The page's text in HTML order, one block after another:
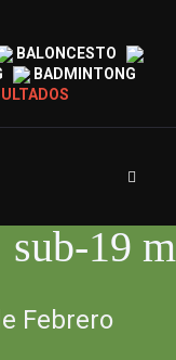
BALONCESTO
BADMINTONG
sub-19 m
Febrero